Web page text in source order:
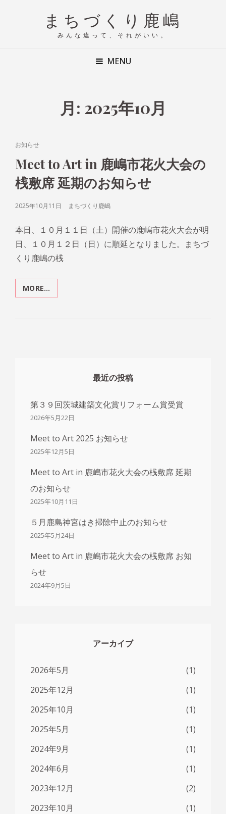
まちづくり鹿嶋
みんな違って、それがいい。
MENU
月: 2025年10月
CAT
LINKS
お知らせ
Meet to Art in 鹿嶋市花火大会の
桟敷席 延期のお知らせ
POSTED
2025年10月11日 まちづくり鹿嶋
本日、１０月１１日（土）開催の鹿嶋市花火大会が明
日、１０月１２日（日）に順延となりました。まちづ
くり鹿嶋の桟
MORE…
TO
の
桟
席
の
知
ら
最近の投稿
第３９回茨城建築文化賞リフォーム賞受賞
2026年5月22日
Meet to Art 2025 お知らせ
2025年12月5日
Meet to Art in 鹿嶋市花火大会の桟敷席 延期
のお知らせ
2025年10月11日
５月鹿島神宮はき掃除中止のお知らせ
2025年5月24日
Meet to Art in 鹿嶋市花火大会の桟敷席 お知
らせ
2024年9月5日
アーカイブ
2026年5月
(1)
2025年12月
(1)
2025年10月
(1)
2025年5月
(1)
2024年9月
(1)
2024年6月
(1)
2023年12月
(2)
2023年10月
(1)